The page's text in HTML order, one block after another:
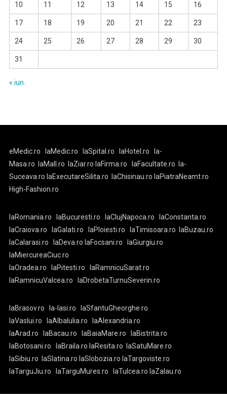
10 11 12 13 14 15 16
17 18 19 20 21 22 23
24 25 26 27 28 29 30
31
« iun.
eMedic.ro laMedic.ro laSpital.ro laHotel.ro
la-
Masa.ro
laMall.ro laZiar.ro laFirma.ro laFacultate.ro
la-
Suceava.ro laExecutareSilita.ro laChisinau.ro laPiatraNeamt.ro
High-Fashion.ro
laRomania.ro laBucuresti.ro laClujNapoca.ro
laConstanta.ro
laCraiova.ro
laGalati.ro laPloiesti.ro laTimisoara.ro
laBuzau.ro
laCalarasi.ro
laDeva.ro laFocsani.ro
laGiurgiu.ro
laMiercureaCiuc.ro
laOradea.ro
laPitesti.ro
laRamnicuSarat.ro
laRamnicuValcea.ro
laDrobetaTurnuSeverin.ro
laBrasov.ro la-Iasi.ro
laSfantuGheorghe.ro
laVaslui.ro
laAlbaIulia.ro
laAlexandria.ro
laArad.ro
laBacau.ro laBaiaMare.ro
laBistrita.ro
laBotosani.ro
laBraila.ro laResita.ro
laSatuMare.ro
laSibiu.ro
laSlatina.ro laSlobozia.ro laTargoviste.ro
laTarguJiu.ro
laTarguMures.ro laTulcea.ro laZalau.ro